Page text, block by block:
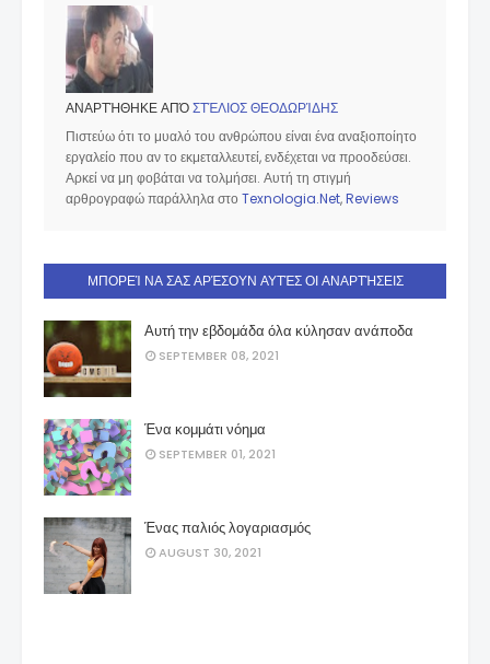
ΑΝΑΡΤΉΘΗΚΕ ΑΠΌΣΤΈΛΙΟΣ ΘΕΟΔΩΡΊΔΗΣ
Πιστεύω ότι το μυαλό του ανθρώπου είναι ένα αναξιοποίητο
εργαλείο που αν το εκμεταλλευτεί, ενδέχεται να προοδεύσει.
Αρκεί να μη φοβάται να τολμήσει. Αυτή τη στιγμή
αρθρογραφώ παράλληλα στο Texnologia.Net,Reviews
ΜΠΟΡΕΊ ΝΑ ΣΑΣ ΑΡΈΣΟΥΝ ΑΥΤΈΣ ΟΙ ΑΝΑΡΤΉΣΕΙΣ
Αυτή την εβδομάδα όλα κύλησαν ανάποδα
SEPTEMBER 08, 2021
Ένα κομμάτι νόημα
SEPTEMBER 01, 2021
Ένας παλιός λογαριασμός
AUGUST 30, 2021